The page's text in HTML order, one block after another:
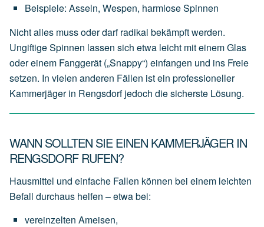
Beispiele: Asseln, Wespen, harmloseSpinnen
Nicht alles muss oder darf radikal bekämpft werden.
Ungiftige Spinnen lassen sich etwa leicht mit einem Glas
oder einem Fanggerät („Snappy“) einfangen und ins Freie
setzen. In vielen anderen Fällen ist ein professioneller
Kammerjäger in Rengsdorf jedoch die sicherste Lösung.
WANN SOLLTEN SIE EINEN KAMMERJÄGER IN
RENGSDORF RUFEN?
Hausmittel und einfache Fallen können bei einem leichten
Befall durchaus helfen – etwa bei:
vereinzelten Ameisen,